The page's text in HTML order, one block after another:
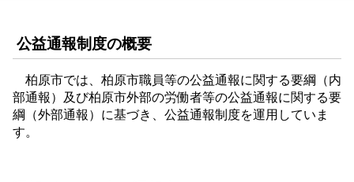
公益通報制度の概要
柏原市では、柏原市職員等の公益通報に関する要綱（内
部通報）及び柏原市外部の労働者等の公益通報に関する要
綱（外部通報）に基づき、公益通報制度を運用していま
す。